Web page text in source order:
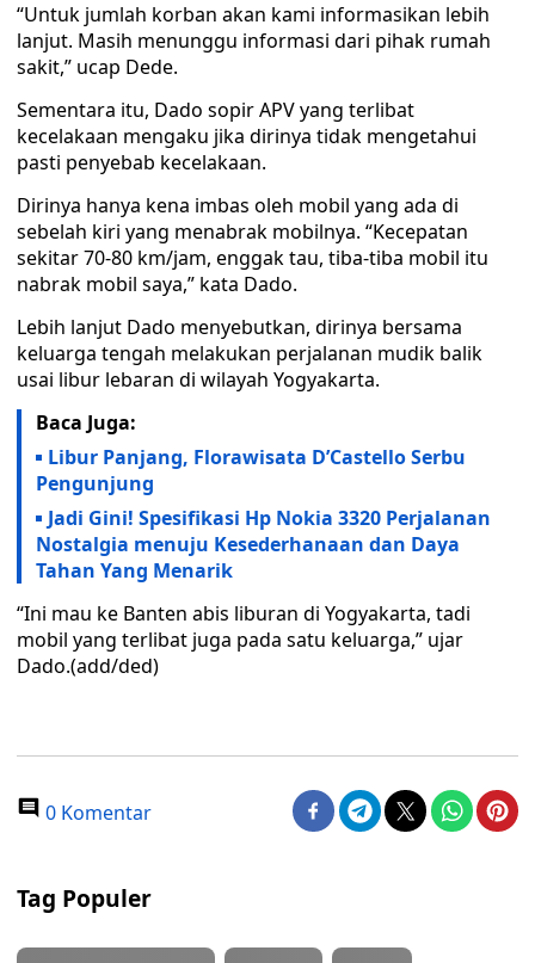
“Untuk jumlah korban akan kami informasikan lebih
lanjut. Masih menunggu informasi dari pihak rumah
sakit,” ucap Dede.
Sementara itu, Dado sopir APV yang terlibat
kecelakaan mengaku jika dirinya tidak mengetahui
pasti penyebab kecelakaan.
Dirinya hanya kena imbas oleh mobil yang ada di
sebelah kiri yang menabrak mobilnya. “Kecepatan
sekitar 70-80 km/jam, enggak tau, tiba-tiba mobil itu
nabrak mobil saya,” kata Dado.
Lebih lanjut Dado menyebutkan, dirinya bersama
keluarga tengah melakukan perjalanan mudik balik
usai libur lebaran di wilayah Yogyakarta.
Baca Juga:
Libur Panjang, Florawisata D’Castello Serbu
Pengunjung
Jadi Gini! Spesifikasi Hp Nokia 3320 Perjalanan
Nostalgia menuju Kesederhanaan dan Daya
Tahan Yang Menarik
“Ini mau ke Banten abis liburan di Yogyakarta, tadi
mobil yang terlibat juga pada satu keluarga,” ujar
Dado.(add/ded)
0 Komentar
Tag Populer